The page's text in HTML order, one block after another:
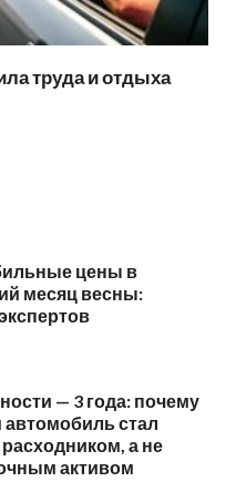
труда и отдыха
цены в
месяц весны:
— 3 года: почему
автомобиль стал
а не
активом